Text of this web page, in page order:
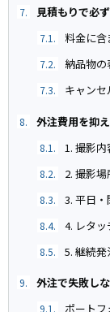
7. 見積もりで必
7.1. 料金に
7.2. 納品物
7.3. キャン
8. 外注費用を抑
8.1. 1. 撮影
8.2. 2. 撮影
8.3. 3. 平日
8.4. 4. レタ
8.5. 5. 継続
9. 外注で失敗し
9.1. ポート